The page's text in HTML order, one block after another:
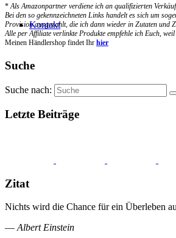
Kontakt
*Als Amazonpartner verdiene ich an qualifizierten
Bei den so gekennzeichneten Links handelt es sich um
Provision ausgezahlt, die ich dann wieder in Zutaten und
Alle per Affiliate verlinkte Produkte empfehle ich Euch,
Meinen Händlershop findet Ihr hier
Suche
Suche nach:
Letzte Beiträge
Zitat
Nichts wird die Chance für ein Überleben
—Albert Einstein